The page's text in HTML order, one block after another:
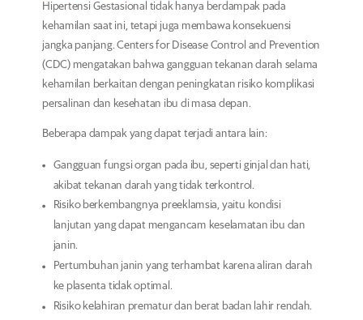
Hipertensi Gestasional tidak hanya berdampak pada
kehamilan saat ini, tetapi juga membawa konsekuensi
jangka panjang. Centers for Disease Control and Prevention
(CDC) mengatakan bahwa gangguan tekanan darah selama
kehamilan berkaitan dengan peningkatan risiko komplikasi
persalinan dan kesehatan ibu di masa depan.
Beberapa dampak yang dapat terjadi antara lain:
Gangguan fungsi organ pada ibu, seperti ginjal dan hati,
akibat tekanan darah yang tidak terkontrol.
Risiko berkembangnya preeklamsia, yaitu kondisi
lanjutan yang dapat mengancam keselamatan ibu dan
janin.
Pertumbuhan janin yang terhambat karena aliran darah
ke plasenta tidak optimal.
Risiko kelahiran prematur dan berat badan lahir rendah.